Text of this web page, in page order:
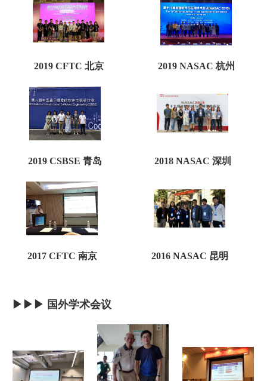
2019 CFTC 北京 2019 NASAC 杭州
2019 CSBSE 青岛 2018 NASAC 深圳
2017 CFTC 南京 2016 NASAC 昆明
▶▶ ▶ 国外学术会议